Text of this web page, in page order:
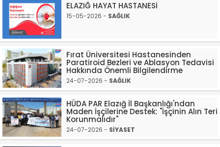
ELAZIĞ HAYAT HASTANESİ
15-05-2026 - SAĞLIK
Fırat Üniversitesi Hastanesinden
Paratiroid Bezleri ve Ablasyon Tedavisi
Hakkında Önemli Bilgilendirme
24-07-2026 - SAĞLIK
HÜDA PAR Elazığ İl Başkanlığı'ndan
Maden İşçilerine Destek: "İşçinin Alın Teri
Korunmalıdır"
24-07-2026 - SİYASET